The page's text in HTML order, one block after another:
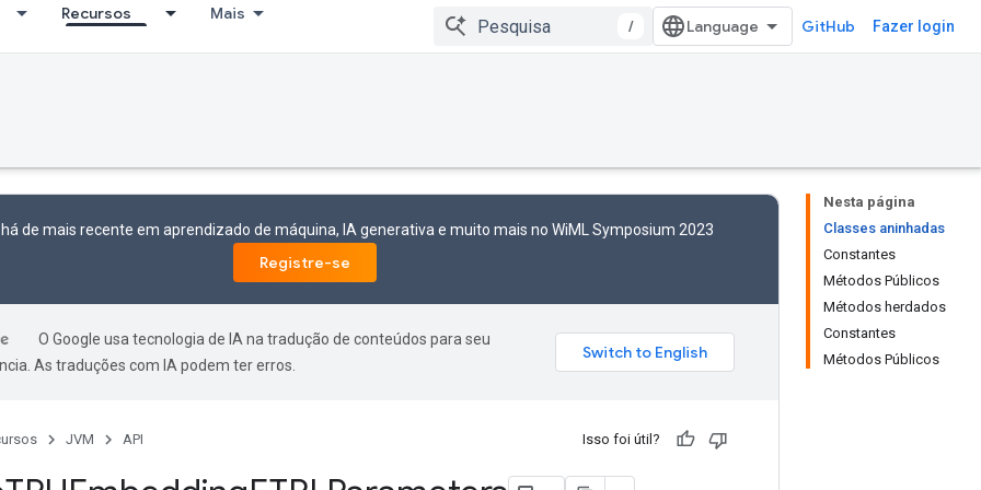
Recursos Mais
/ GitHub Fazer login
Nesta página
Classes aninhadas
Constantes
Métodos Públicos
Métodos herdados
Constantes
Métodos Públicos
de mais recente em aprendizado de máquina, IA generativa e muito mais no WiML Symposium 2023
Registre-se
O Google usa tecnologia de IA na tradução de conteúdos para seu
As traduções com IA podem ter erros.
JVM API Isso foi útil?